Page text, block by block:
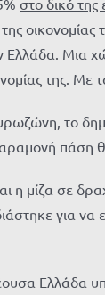
στο δικό της
οικονομίας
Μια
της. Με
το
η μίζα σε
για να
Ελλάδα